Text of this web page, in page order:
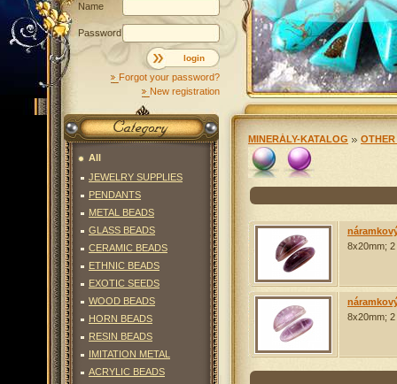
MINERÁLY-KATALOG OTHER
Unselectedfialová(2)
8x20mm;
náramkový díl -
22
Kč
To the basket
8x20mm;
All
JEWELRY SUPPLIES
PENDANTS
METAL BEADS
GLASS BEADS
CERAMIC BEADS
ETHNIC BEADS
EXOTIC SEEDS
WOOD BEADS
HORN BEADS
RESIN BEADS
IMITATION METAL
ACRYLIC BEADS
Name
Password
login
Forgot your password?
New registration